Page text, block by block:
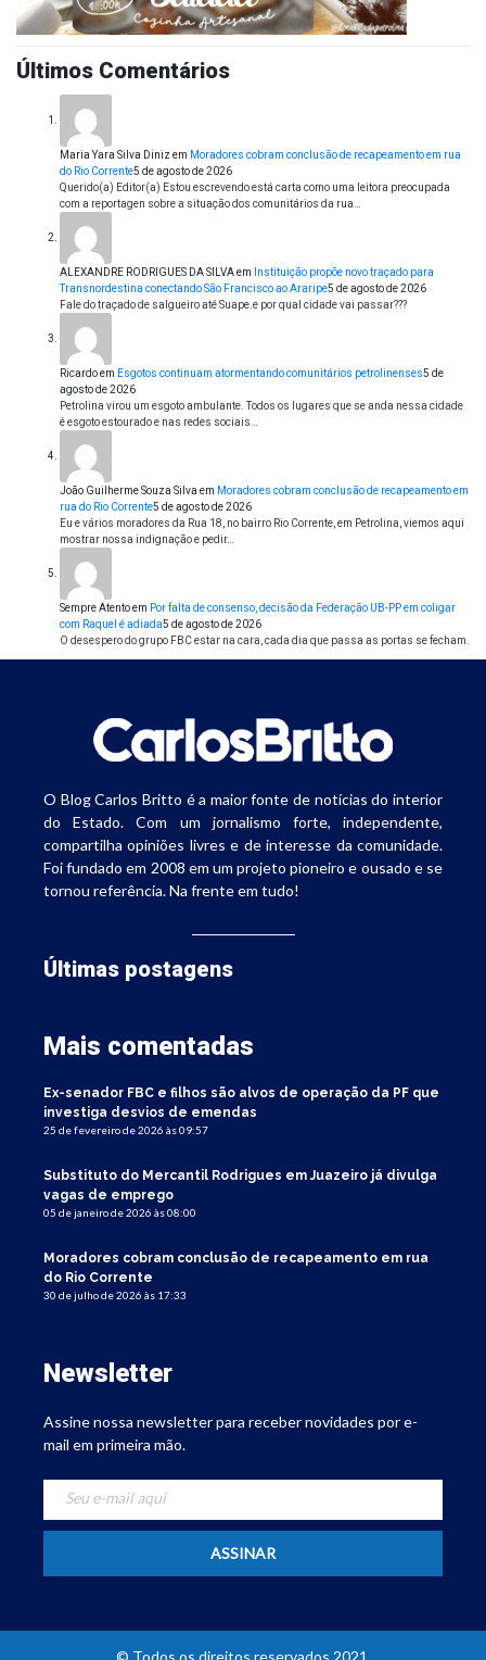
Últimos Comentários
Maria Yara Silva Dinizem Moradores cobram conclusão de recapeamento em rua
do Rio Corrente5 de agosto de 2026
Querido(a) Editor(a) Estou escrevendo está carta como uma leitora preocupada
com a reportagen sobre a situação dos comunitários da rua…
ALEXANDRE RODRIGUES DA SILVAem
Instituição propõe novo traçado para
Transnordestina conectando São Francisco ao Araripe5 de agosto de 2026
Fale do traçado de salgueiro até Suape.e por qual cidade vai passar???
Ricardoem Esgotos continuam atormentando comunitários petrolinenses5 de
agosto de 2026
Petrolina virou um esgoto ambulante. Todos os lugares que se anda nessa cidade
é esgoto estourado e nas redes sociais…
João Guilherme Souza Silva em Moradores cobram conclusão de recapeamento em
rua do Rio Corrente5 de agosto de 2026
Eu e vários moradores da Rua 18, no bairro Rio Corrente, em Petrolina, viemos aqui
mostrar nossa indignação e pedir…
Sempre Atentoem Por falta de consenso, decisão da Federação UB-PP em coligar
com Raquel é adiada5 de agosto de 2026
O desespero do grupo FBC estar na cara, cada dia que passa as portas se fecham.
O Blog Carlos Britto é a maior fonte de notícias do interior
do Estado. Com um jornalismo forte, independente,
compartilha opiniões livres e de interesse da comunidade.
Foi fundado em 2008 em um projeto pioneiro e ousado e se
tornou referência. Na frente em tudo!
Últimas postagens
Mais comentadas
Ex-senador FBC e filhos são alvos de operação da PF que
investiga desvios de emendas
25 de fevereiro de 2026 às 09:57
Substituto do Mercantil Rodrigues em Juazeiro já divulga
vagas de emprego
05 de janeiro de 2026 às 08:00
Moradores cobram conclusão de recapeamento em rua
do Rio Corrente
30 de julho de 2026 às 17:33
Newsletter
Assine nossa newsletter para receber novidades por e-
mail em primeira mão.